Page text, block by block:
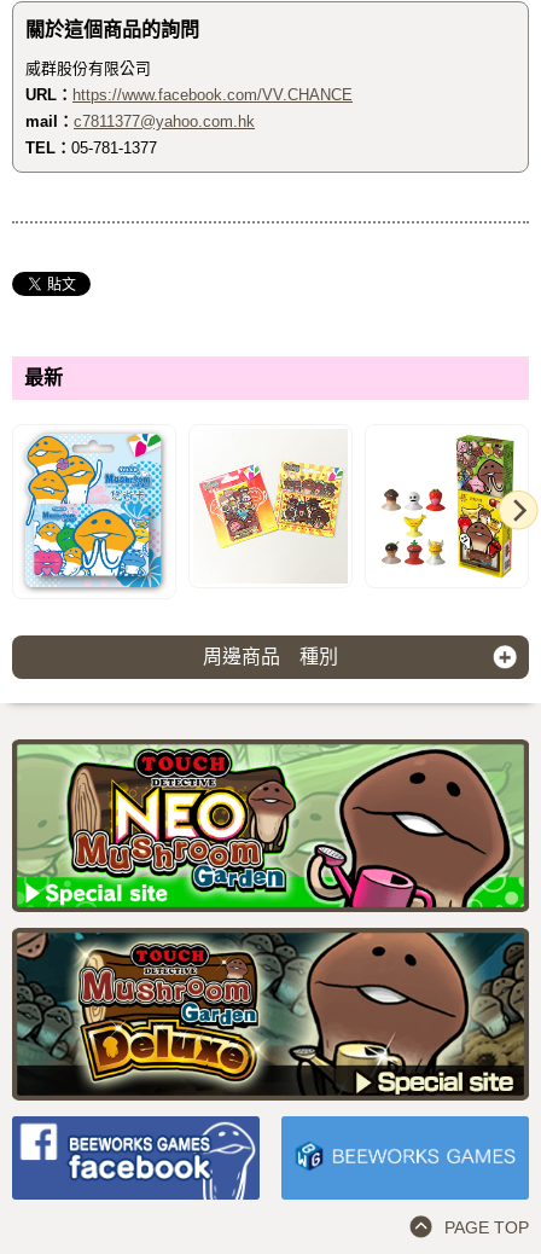
關於這個商品的詢問
威群股份有限公司
URL： https://www.facebook.com/VV.CHANCE
mail： c7811377@yahoo.com.hk
TEL： 05-781-1377
最新
周邊商品 種別
PAGE TOP